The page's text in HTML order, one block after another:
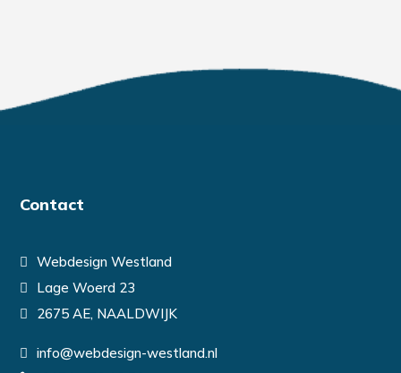
Contact
Webdesign Westland
Lage Woerd 23
2675 AE, NAALDWIJK
info@webdesign-westland.nl